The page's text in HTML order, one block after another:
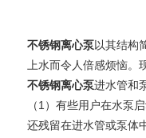
不锈钢离心泵以其结构
上水而令人倍感烦恼。
不锈钢离心泵进水管和
（1）有些用户在水泵
还残留在进水管或泵体